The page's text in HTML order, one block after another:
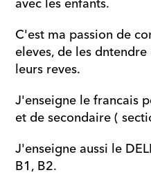
C'est ma passion de
eleves, de les
leurs reves.
J'enseigne le francais
et de secondaire (
J'enseigne aussi le
B1, B2.